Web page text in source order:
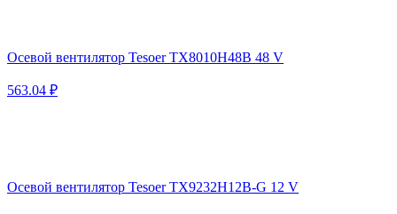
Осевой вентилятор Tesoer TX8010H48B 48 V
563.04 ₽
Осевой вентилятор Tesoer TX9232H12B-G 12 V